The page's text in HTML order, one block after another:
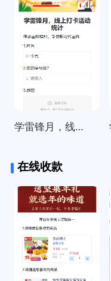
学雷锋月，线上打卡活动统计
在线收款